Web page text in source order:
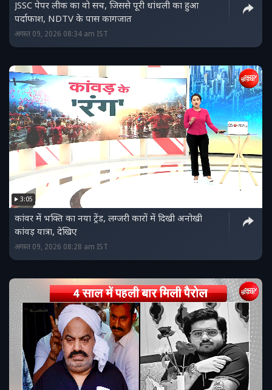
JSSC पेपर लीक का वो सच, जिससे पूरी धांधली का हुआ
पर्दाफाश, NDTV के पास कागजात
अगस्त 09, 2026 08:34 am IST
3:05
कांवर में भक्ति का नया ट्रेंड, लग्जरी कारों में दिखी अनोखी
कांवड़ यात्रा, देखिए
अगस्त 09, 2026 08:28 am IST